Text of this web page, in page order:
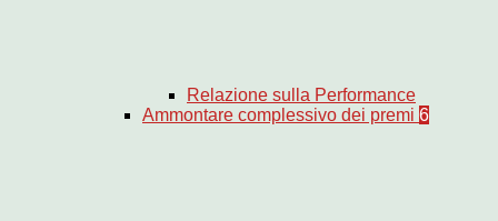
Relazione sulla Performance
Ammontare complessivo dei premi 6